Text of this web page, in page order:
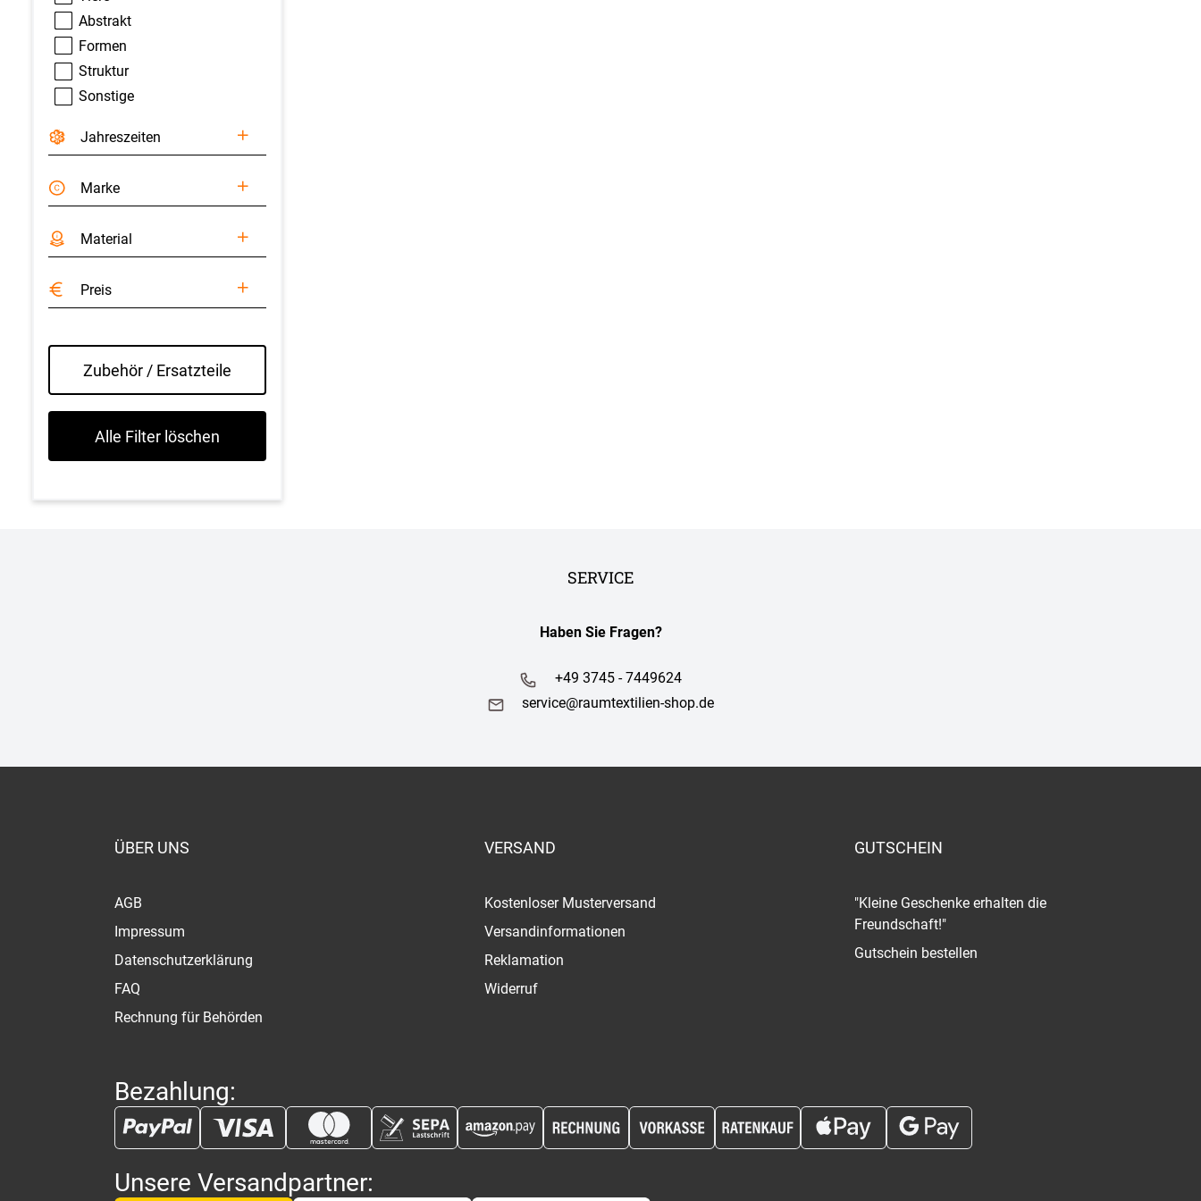
Abstrakt
Formen
Struktur
Sonstige
Jahreszeiten
Marke
Material
Preis
Zubehör / Ersatzteile
Alle Filter löschen
SERVICE
Haben Sie Fragen?
+49 3745 - 7449624
service@raumtextilien-shop.de
ÜBER UNS
AGB
Impressum
Datenschutzerklärung
FAQ
Rechnung für Behörden
VERSAND
Kostenloser Musterversand
Versandinformationen
Reklamation
Widerruf
GUTSCHEIN
"Kleine Geschenke erhalten die
Freundschaft!"
Gutschein bestellen
Bezahlung:
Unsere Versandpartner: